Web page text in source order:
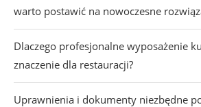
warto postawić na nowoczesne
Dlaczego profesjonalne wyposażenie
znaczenie dla restauracji?
Uprawnienia i dokumenty niezbędne